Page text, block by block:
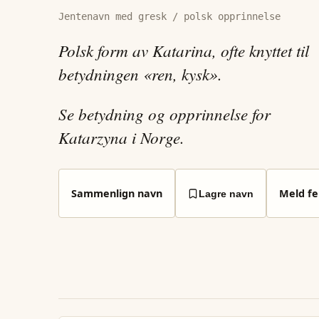
Jentenavn med gresk / polsk opprinnelse
Polsk form av Katarina, ofte knyttet til
betydningen «ren, kysk».
Se betydning og opprinnelse for
Katarzyna i Norge.
Sammenlign navn Lagre navn Meld